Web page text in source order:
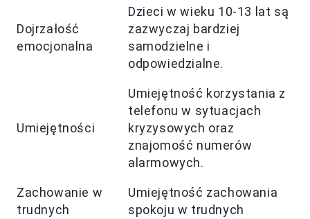
Dojrzałość
emocjonalna
Dzieci w wieku 10-13 lat są
zazwyczaj bardziej
samodzielne i
odpowiedzialne.
Umiejętności
Umiejętność korzystania z
telefonu w sytuacjach
kryzysowych oraz
znajomość numerów
alarmowych.
Zachowanie w
trudnych
Umiejętność zachowania
spokoju w trudnych